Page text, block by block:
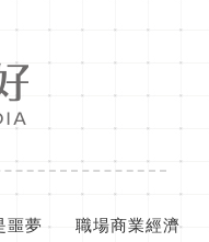
噩夢 職場商業經濟